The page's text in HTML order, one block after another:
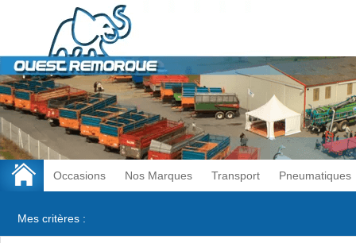
Occasions Nos Marques Transport Pneumatiques
Mes critères :